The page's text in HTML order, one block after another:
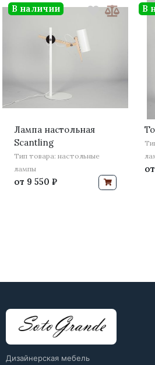
Лампа настольная
Scantling
Тип товара: настольные
лампы
от 9 550 ₽
В наличии
от
В
Дизайнерская мебель